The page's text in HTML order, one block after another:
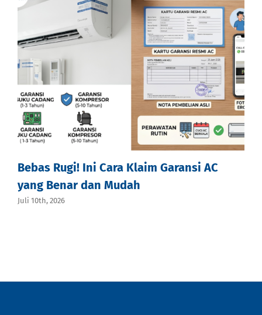
Bebas Rugi! Ini Cara Klaim Garansi AC
yang Benar dan Mudah
Juli 10th, 2026